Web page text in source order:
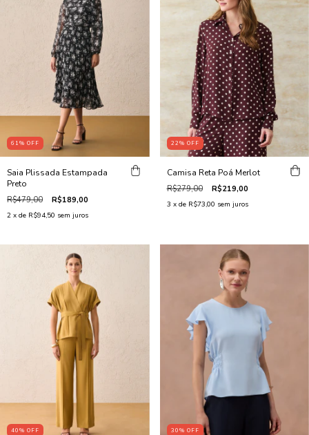
61% OFF
Saia Plissada Estampada
Preto
R$479,00 R$189,00
2 x de R$94,50 sem juros
22% OFF
Camisa Reta Poá Merlot
R$279,00 R$219,00
3 x de R$73,00 sem juros
40% OFF 30% OFF